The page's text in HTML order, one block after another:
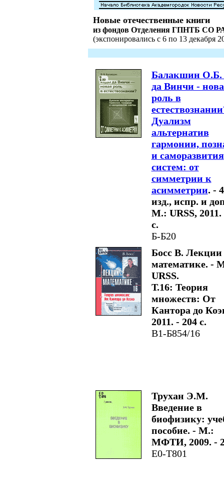
Новые отечественные книги
из фондов Отделения ГПНТБ СО
(экспонировались с 6 по 13 декабря
Балакшин О.Б.
да Винчи -
роль в
Дуализм
альтернатив
гармонии,
и саморазвития
систем: от
симметрии к
асимметрии. -
изд., испр. и
М.: URSS, 2011.
с.
Б-Б20
Босс В. Лекции
математике. -
URSS.
Т.16: Теория
множеств: От
Кантора до
2011. - 204 с.
В1-Б854/16
Трухан Э.М.
Введение в
биофизику:
пособие. - М.:
МФТИ, 2009. -
Е0-Т801